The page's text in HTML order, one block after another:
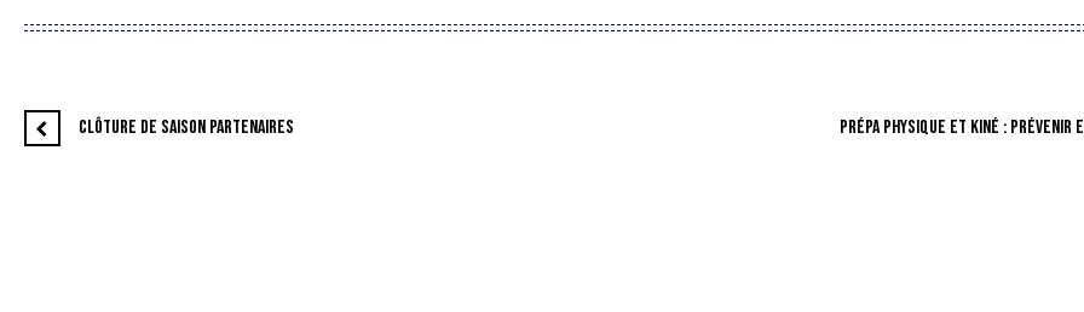
PRÉPA PHYSIQUE ET KINÉ : PRÉVENIR
CLÔTURE DE SAISON PARTENAIRES